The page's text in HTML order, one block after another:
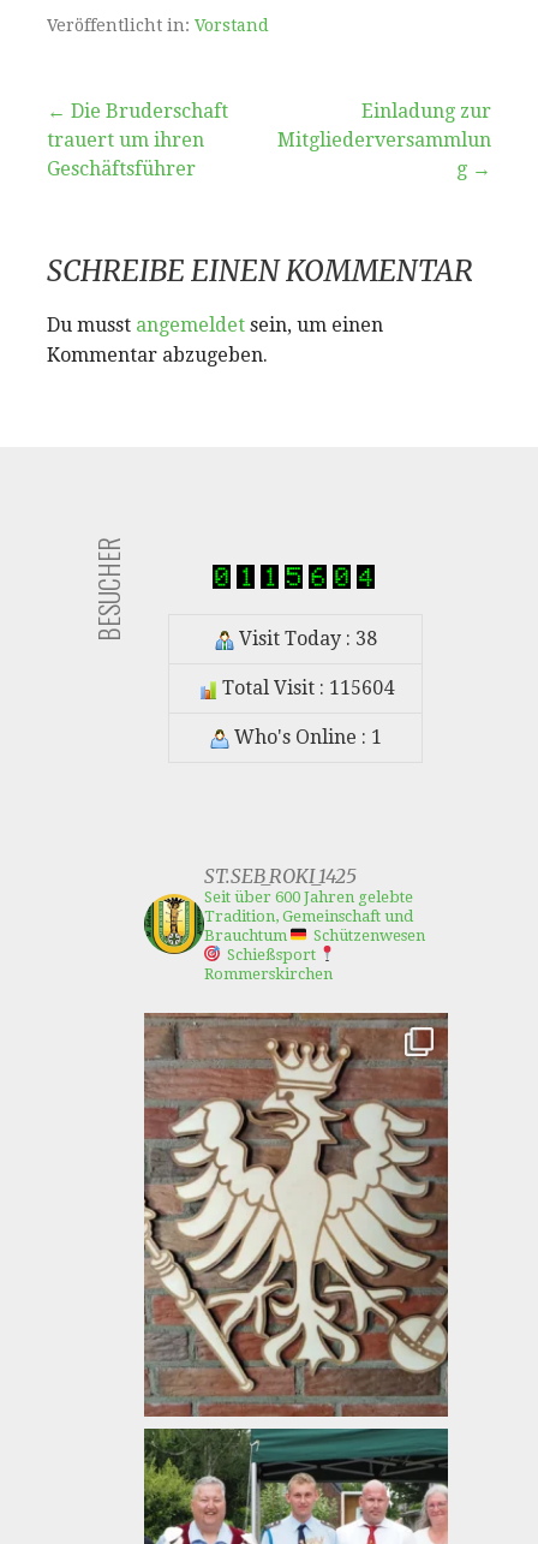
Veröffentlicht in: Vorstand
Beitragsnavigation
← Die Bruderschaft
trauert um ihren
Geschäftsführer
Einladung zur
Mitgliederversammlun
g →
SCHREIBE EINEN KOMMENTAR
Du musst angemeldet sein, um einen
Kommentar abzugeben.
BESUCHER Visit Today : 38
Total Visit : 115604
Who's Online : 1
ST.SEB_ROKI_1425
Seit über 600 Jahren gelebte
Tradition, Gemeinschaft und
Brauchtum
Schützenwesen
Schießsport
Rommerskirchen